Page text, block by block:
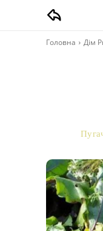
Головна Дім